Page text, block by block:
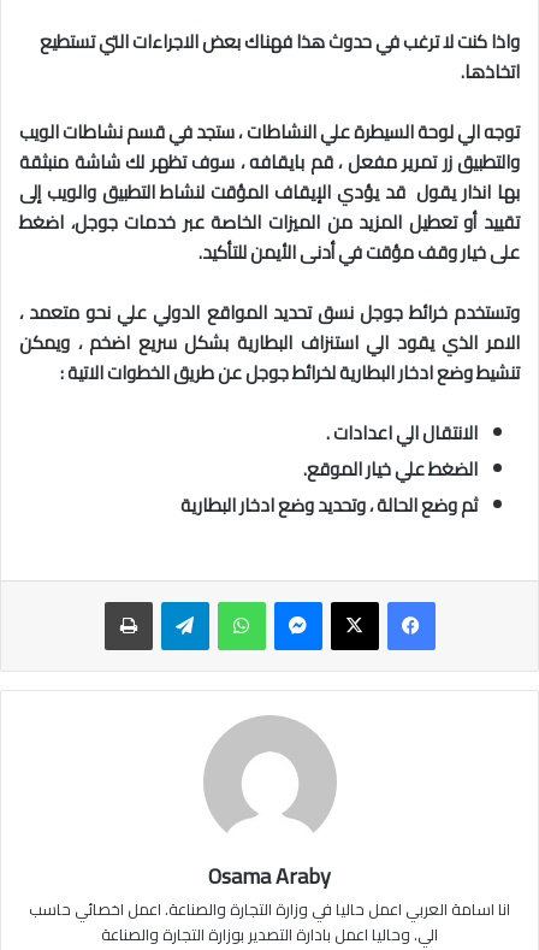
واذا كنت لا ترغب في حدوث هذا فهناك بعض الاجراءات التي تستطيع
اتخاذها.
توجه الي لوحة السيطرة علي النشاطات ، ستجد في قسم نشاطات الويب
والتطبيق زر تمرير مفعل ، قم بايقافه ، سوف تظهر لك شاشة منبثقة
بها انذار يقول قد يؤدي الإيقاف المؤقت لنشاط التطبيق والويب إلى
تقييد أو تعطيل المزيد من الميزات الخاصةعبر خدمات جوجل، اضغط
على خياروقفمؤقت فيأدنىالأيمنللتأكيد.
وتستخدم خرائط جوجل نسق تحديد المواقع الدولي علي نحو متعمد ،
الامر الذي يقود الي استنزاف البطارية بشكل سريع اضخم ، ويمكن
تنشيط وضع ادخار البطارية لخرائط جوجل عن طريق الخطوات الاتية :
الانتقال الي اعدادات .
الضغط علي خيار الموقع.
ثم وضع الحالة ، وتحديد وضع ادخار البطارية
ماسنجر واتساب تيلقرام
Osama Araby
انا اسامة العربي اعمل حاليا في وزارة التجارة والصناعة. اعمل اخصائي حاسب
الي. وحاليا اعمل بادارة التصدير بوزارة التجارة والصناعة